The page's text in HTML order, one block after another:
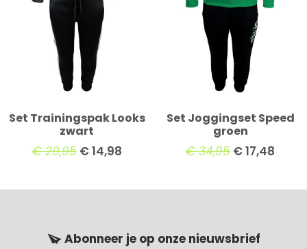
Set Trainingspak Looks
zwart
€29,95 €14,98
Set Joggingset Speed
groen
€34,95 €17,48
Abonneer je op onze nieuwsbrief